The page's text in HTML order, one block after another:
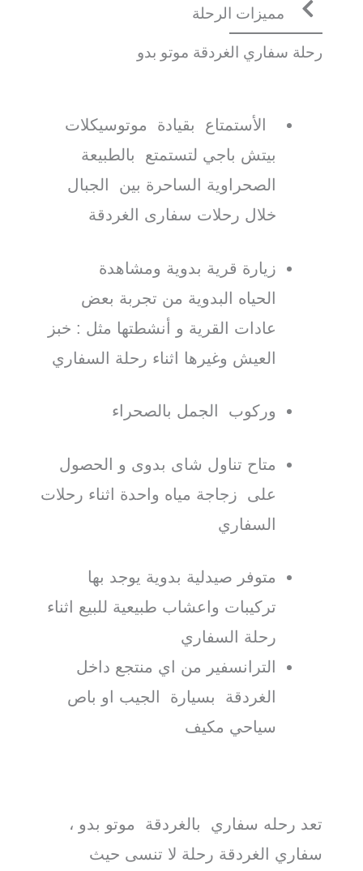
مميزات الرحلة
رحلة سفاري الغردقة موتو بدو
الأستمتاع بقيادة موتوسيكلات
بيتش باجي لتستمتع بالطبيعة
الصحراوية الساحرة بين الجبال
خلال رحلات سفارى الغردقة
زيارة قرية بدوية ومشاهدة
الحياه البدوية من تجربة بعض
عادات القرية و أنشطتها مثل : خبز
العيش وغيرها اثناء رحلة السفاري
وركوب الجمل بالصحراء
متاح تناول شاى بدوى و الحصول
على زجاجة مياه واحدة اثناء رحلات
السفاري
متوفر صيدلية بدوية يوجد بها
تركيبات واعشاب طبيعية للبيع اثناء
رحلة السفاري
الترانسفير من اي منتجع داخل
الغردقة بسيارة الجيب او باص
سياحي مكيف
تعد رحله سفاري بالغردقة موتو بدو ،
سفاري الغردقة رحلة لا تنسى حيث